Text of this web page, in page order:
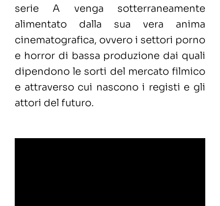
serie A venga sotterraneamente
alimentato dalla sua vera anima
cinematografica, ovvero i settori porno
e horror di bassa produzione dai quali
dipendono le sorti del mercato filmico
e attraverso cui nascono i registi e gli
attori del futuro.